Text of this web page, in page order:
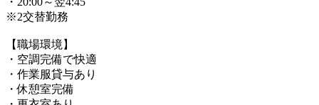
※2交替勤務
【職場環境】
・空調完備で快適
・作業服貸与あり
・休憩室完備